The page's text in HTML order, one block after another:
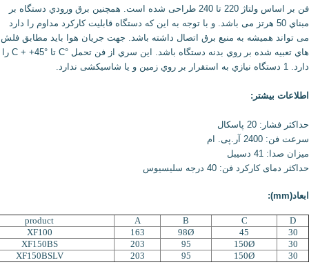
فن بر اساس ولتاژ 220 تا 240 طراحی شده است. همچنین برق ورودي دستگاه بر
مبناي 50 هرتز می باشد. و با توجه به این که دستگاه قابلیت کارکرد مداوم را دارد
می تواند همیشه به منبع برق اتصال داشته باشد. جهت جریان هوا باید مطابق فلش
هاي تعبیه شده بر روي بدنه دستگاه باشد. این سري از فن تحمل °C تا C + +45° را
دارد. 1 دستگاه نیازي به استقرار بر روي زمین و یا شاسیکشی ندارد.
اطلاعات بیشتر:
حداکثر فشار: 20 پاسکال
سرعت فن: 2400 آر.پى. ام
میزان صدا: 41 دسیبل
حداکثر دماى کارکرد فن: 40 درجه سلیسیوس
ابعاد(mm):
D
C
B
A
product
30
45
98Ø
163
XF100
30
150Ø
95
203
XF150BS
30
150Ø
95
203
XF150BSLV